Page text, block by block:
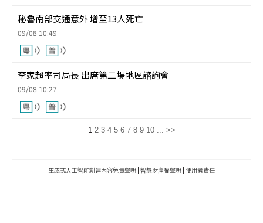
秘魯南部交通意外 增至13人死亡
09/08 10:49
李家超率司局長 出席第二場地區諮詢會
09/08 10:27
1 2 3 4 5 6 7 8 9 10 ... >>
生成式人工智能創建內容免責聲明 | 智慧財產權聲明 | 使用者責任